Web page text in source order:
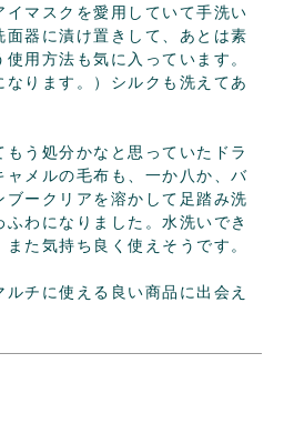
マスクを愛用していて手洗い
器に漬け置きして、あとは素
用方法も気に入っています。
なります。）シルクも洗えてあ
う処分かなと思っていたドラ
ャメルの毛布も、一か八か、バ
ブークリアを溶かして足踏み洗
わになりました。水洗いでき
た気持ち良く使えそうです。
チに使える良い商品に出会え